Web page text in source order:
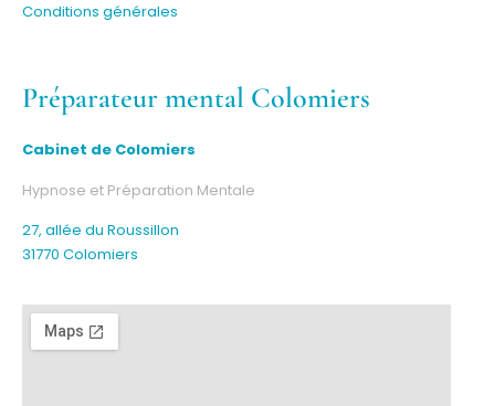
Conditions générales
Préparateur mental Colomiers
Cabinet de Colomiers
Hypnose et Préparation Mentale
27, allée du Roussillon
31770 Colomiers